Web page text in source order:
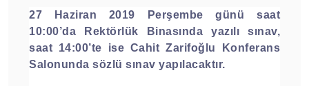
27 Haziran 2019 Perşembe günü saat
10:00’da Rektörlük Binasında yazılı sınav,
saat 14:00’te ise Cahit Zarifoğlu Konferans
Salonunda sözlü sınav yapılacaktır.